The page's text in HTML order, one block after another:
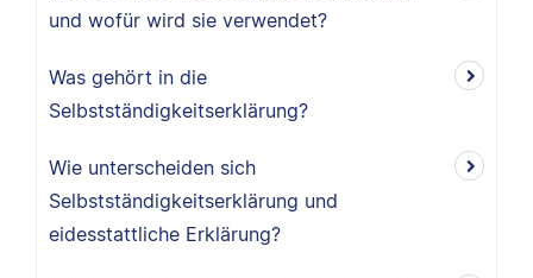
und wofür wird sie verwendet?
Was gehört in die
Selbstständigkeitserklärung?
Wie unterscheiden sich
Selbstständigkeitserklärung und
eidesstattliche Erklärung?